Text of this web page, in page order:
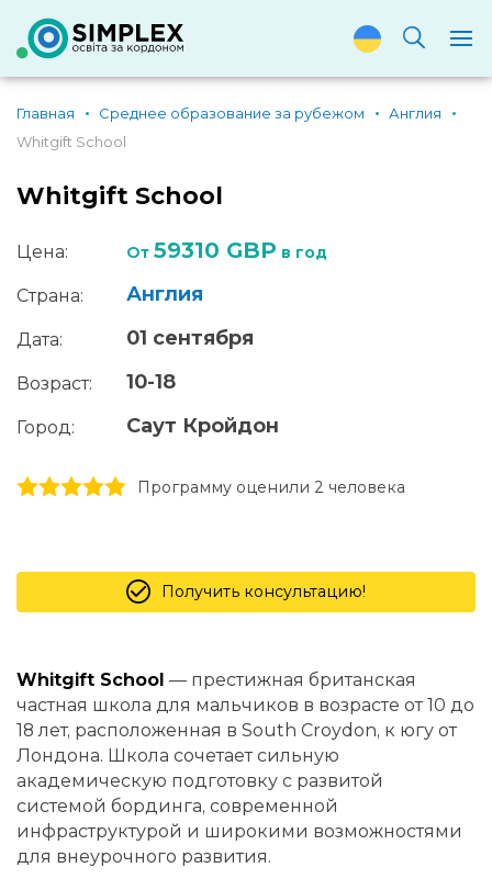
Главная Среднее образование за рубежом
Англия
Whitgift School
Whitgift School
Цена: От 59310 GBP в год
Страна: Англия
Дата: 01 сентября
Возраст: 10-18
Город: Саут Кройдон
5 stars
4 stars
3 stars
2 stars
1 stars Программу оценили 2 человекa
Получить консультацию!
Whitgift School — престижная британская
частная школа для мальчиков в возрасте от 10 до
18 лет, расположенная в South Croydon, к югу от
Лондона. Школа сочетает сильную
академическую подготовку с развитой
системой бординга, современной
инфраструктурой и широкими возможностями
для внеурочного развития.